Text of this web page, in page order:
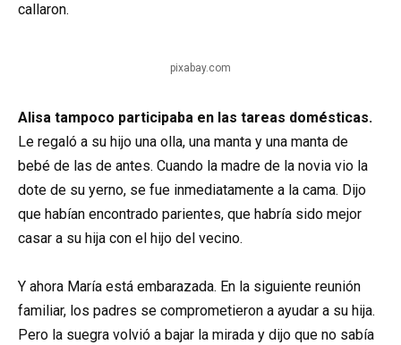
callaron.
pixabay.com
Alisa tampoco participaba en las tareas domésticas.
Le regaló a su hijo una olla, una manta y una manta de
bebé de las de antes. Cuando la madre de la novia vio la
dote de su yerno, se fue inmediatamente a la cama. Dijo
que habían encontrado parientes, que habría sido mejor
casar a su hija con el hijo del vecino.
Y ahora María está embarazada. En la siguiente reunión
familiar, los padres se comprometieron a ayudar a su hija.
Pero la suegra volvió a bajar la mirada y dijo que no sabía